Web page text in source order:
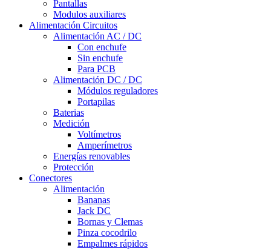
Pantallas
Modulos auxiliares
Alimentación Circuitos
Alimentación AC / DC
Con enchufe
Sin enchufe
Para PCB
Alimentación DC / DC
Módulos reguladores
Portapilas
Baterias
Medición
Voltímetros
Amperímetros
Energías renovables
Protección
Conectores
Alimentación
Bananas
Jack DC
Bornas y Clemas
Pinza cocodrilo
Empalmes rápidos